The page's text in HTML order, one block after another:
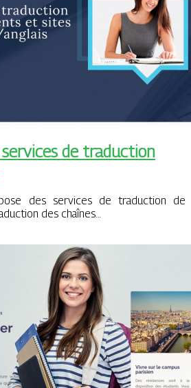
services de traduction
des services de traduction de
des chaînes…